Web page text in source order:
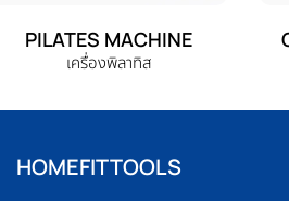
PILATES MACHINE
เครื่องพิลาทิส
HOMEFITTOOLS